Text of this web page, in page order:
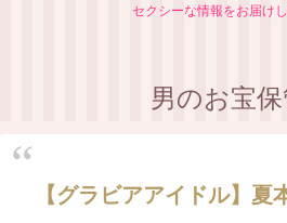
セクシーな情報をお届け
男のお宝
【グラビアアイドル】夏